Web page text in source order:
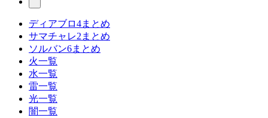
ディアブロ4まとめ
サマチャレ2まとめ
ソルバン6まとめ
火一覧
水一覧
雷一覧
光一覧
闇一覧